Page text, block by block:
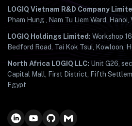
LOGIQ Vietnam R&D Company
Pham Hung , Nam Tu Liem Ward, Hanoi,
LOGIQ Holdings Limited: Workshop
Bedford Road, Tai Kok Tsui, Kowloon,
North Africa LOGIQ LLC: Unit G26,
Capital Mall, First District, Fifth
Egypt